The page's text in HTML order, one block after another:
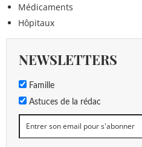
Médicaments
Hôpitaux
NEWSLETTERS
Famille
Astuces de la rédac